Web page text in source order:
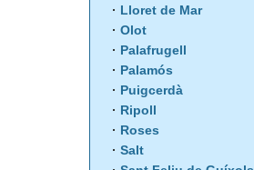
Lloret de Mar
Olot
Palafrugell
Palamós
Puigcerdà
Ripoll
Roses
Salt